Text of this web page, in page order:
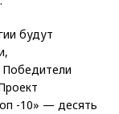
будут
Победители
-10» — десять